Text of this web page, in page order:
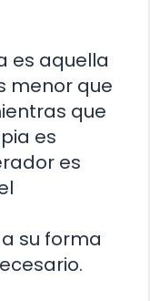
es aquella
menor que
que
es
es
su forma